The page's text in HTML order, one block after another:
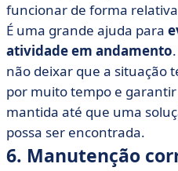
funcionar de forma
É uma grande ajuda para
atividade em andamento
não deixar que a situação
por muito tempo e
mantida até que uma
possa ser encontrada.
6. Manutenção